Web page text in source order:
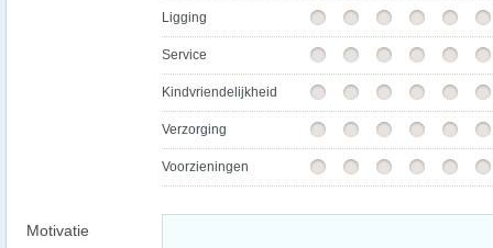
Ligging
Service
Kindvriendelijkheid
Verzorging
Voorzieningen
Motivatie